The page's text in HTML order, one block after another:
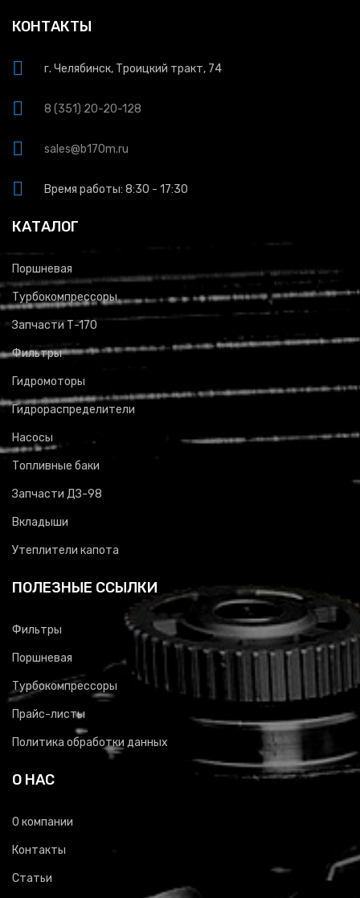
КОНТАКТЫ
г. Челябинск, Троицкий тракт, 74
8 (351) 20-20-128
sales@b170m.ru
Время работы: 8:30 - 17:30
КАТАЛОГ
Поршневая
Турбокомпрессоры
Запчасти Т-170
Фильтры
Гидромоторы
Гидрораспределители
Насосы
Топливные баки
Запчасти ДЗ-98
Вкладыши
Утеплители капота
ПОЛЕЗНЫЕ ССЫЛКИ
Фильтры
Поршневая
Турбокомпрессоры
Прайс-листы
Политика обработки данных
О НАС
О компании
Контакты
Статьи